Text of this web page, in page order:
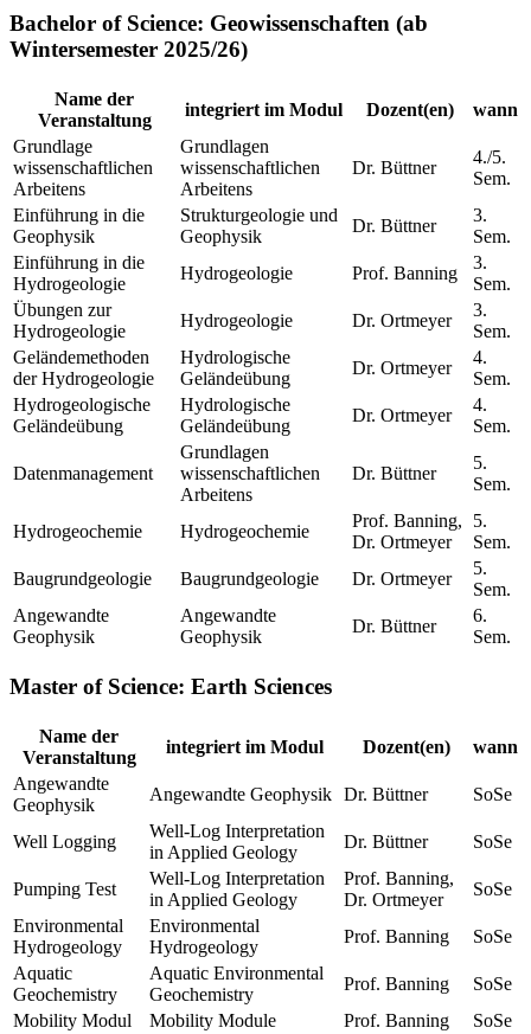
Bachelor of Science: Geowissenschaften (ab
Wintersemester 2025/26)
Name der
Veranstaltung
integriert im Modul Dozent(en)
wann
Grundlage
wissenschaftlichen
Arbeitens
Grundlagen
wissenschaftlichen
Arbeitens
Dr. Büttner
4./5.
Sem.
Einführung in die
Geophysik
Strukturgeologie und
Geophysik
Dr. Büttner
3.
Sem.
Einführung in die
Hydrogeologie
Hydrogeologie Prof. Banning
3.
Sem.
Übungen zur
Hydrogeologie
Hydrogeologie Dr. Ortmeyer
3.
Sem.
Geländemethoden
der Hydrogeologie
Hydrologische
Geländeübung
Dr. Ortmeyer
4.
Sem.
Hydrogeologische
Geländeübung
Hydrologische
Geländeübung
Dr. Ortmeyer
4.
Sem.
Datenmanagement
Grundlagen
wissenschaftlichen
Arbeitens
Dr. Büttner
5.
Sem.
Hydrogeochemie Hydrogeochemie
Prof. Banning,
Dr. Ortmeyer
5.
Sem.
Baugrundgeologie
Baugrundgeologie Dr. Ortmeyer
5.
Sem.
Angewandte
Geophysik
Angewandte
Geophysik
Dr. Büttner
6.
Sem.
Master of Science: Earth Sciences
Name der
Veranstaltung
integriert im Modul Dozent(en)
wann
Angewandte
Geophysik
Angewandte Geophysik Dr. Büttner SoSe
Well Logging
Well-Log Interpretation
in Applied Geology
Dr. Büttner SoSe
Pumping Test
Well-Log Interpretation
in Applied Geology
Prof. Banning,
Dr. Ortmeyer
SoSe
Environmental
Hydrogeology
Environmental
Hydrogeology
Prof. Banning
SoSe
Aquatic
Geochemistry
Aquatic Environmental
Geochemistry
Prof. Banning
SoSe
Mobility Modul
Mobility Module Prof. Banning
SoSe